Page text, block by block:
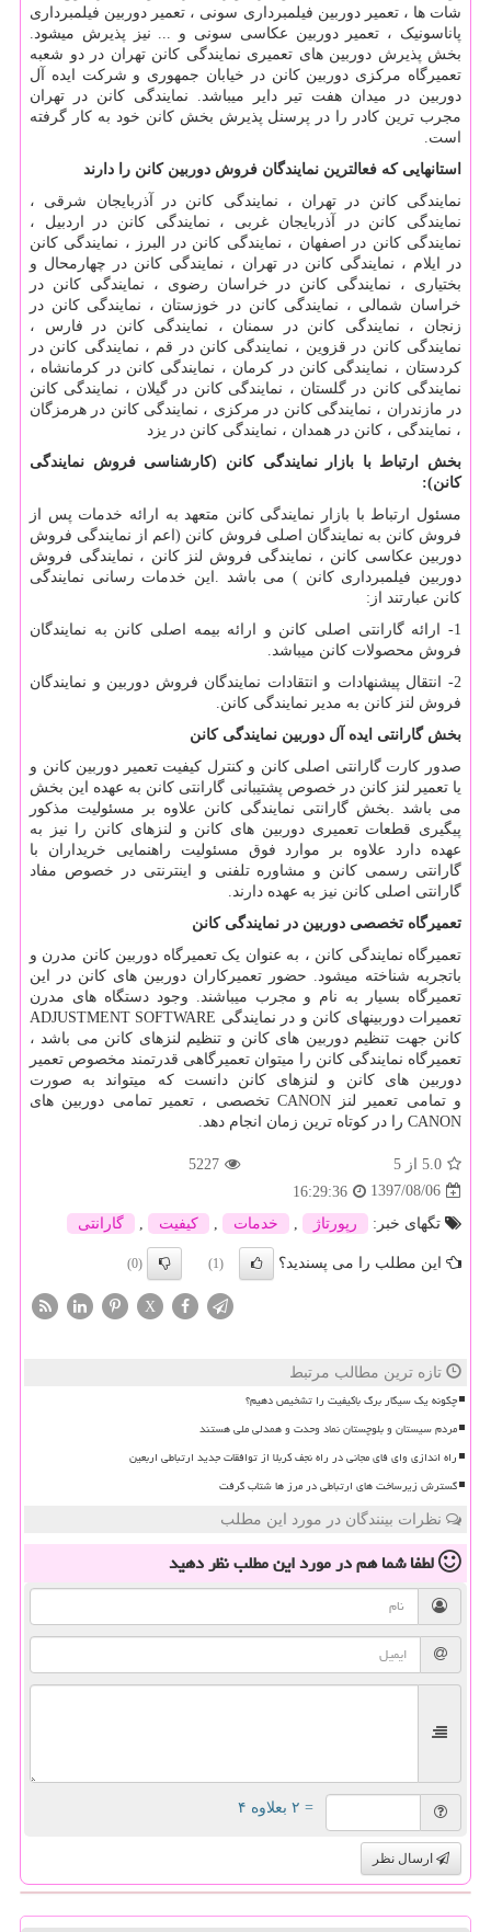
شات ها ، تعمیر دوربین فیلمبرداری سونی ، تعمیر دوربین فیلمبرداری
پاناسونیک ، تعمیر دوربین عکاسی سونی و ... نیز پذیرش میشود
بخش پذیرش دوربین های تعمیری نمایندگی کانن تهران در دو شعبه
تعمیرگاه مرکزی دوربین کانن در خیابان جمهوری و شرکت ایده آل
دوربین در میدان هفت تیر دایر میباشد. نمایندگی کانن در تهران
مجرب ترین کادر را در پرسنل پذیرش بخش کانن خود به کار گرفته
است
استانهایی که فعالترین نمایندگان فروش دوربین کانن را دارند
نمایندگی کانن در تهران ، نمایندگی کانن در آذربایجان شرقی ،
نمایندگی کانن در آذربایجان غربی ، نمایندگی کانن در اردبیل ،
نمایندگی کانن در اصفهان ، نمایندگی کانن در البرز ، نمایندگی کانن
در ایلام ، نمایندگی کانن در تهران ، نمایندگی کانن در چهارمحال و
بختیاری ، نمایندگی کانن در خراسان رضوی ، نمایندگی کانن در
خراسان شمالی ، نمایندگی کانن در خوزستان ، نمایندگی کانن در
زنجان ، نمایندگی کانن در سمنان ، نمایندگی کانن در فارس ،
نمایندگی کانن در قزوین ، نمایندگی کانن در قم ، نمایندگی کانن در
کردستان ، نمایندگی کانن در کرمان ، نمایندگی کانن در کرمانشاه ،
نمایندگی کانن در گلستان ، نمایندگی کانن در گیلان ، نمایندگی کانن
در مازندران ، نمایندگی کانن در مرکزی ، نمایندگی کانن در هرمزگان
، نمایندگی ، کانن در همدان ، نمایندگی کانن در یزد
بخش ارتباط با بازار نمایندگی کانن (کارشناسی فروش نمایندگی
کانن):
مسئول ارتباط با بازار نمایندگی کانن متعهد به ارائه خدمات پس از
فروش کانن به نمایندگان اصلی فروش کانن (اعم از نمایندگی فروش
دوربین عکاسی کانن ، نمایندگی فروش لنز کانن ، نمایندگی فروش
دوربین فیلمبرداری کانن ) می باشد
این خدمات رسانی نمایندگی
کانن عبارتند از:
1- ارائه گارانتی اصلی کانن و ارائه بیمه اصلی کانن به نمایندگان
فروش محصولات کانن میباشد.
2- انتقال پیشنهادات و انتقادات نمایندگان فروش دوربین و نمایندگان
فروش لنز کانن به مدیر نمایندگی کانن.
بخش گارانتی ایده آل دوربین نمایندگی کانن
صدور کارت گارانتی اصلی کانن و کنترل کیفیت تعمیر دوربین کانن و
یا تعمیر لنز کانن در خصوص پشتیبانی گارانتی کانن به عهده این بخش
می باشد
بخش گارانتی نمایندگی کانن علاوه بر مسئولیت مذکور
پیگیری قطعات تعمیری دوربین های کانن و لنزهای کانن را نیز به
عهده دارد علاوه بر موارد فوق مسئولیت راهنمایی خریداران با
گارانتی رسمی کانن و مشاوره تلفنی و اینترنتی در خصوص مفاد
گارانتی اصلی کانن نیز به عهده دارند.
تعمیرگاه تخصصی دوربین در نمایندگی کانن
تعمیرگاه نمایندگی کانن ، به عنوان یک تعمیرگاه دوربین کانن مدرن و
باتجربه شناخته میشود. حضور تعمیرکاران دوربین های کانن در این
تعمیرگاه بسیار به نام و مجرب میباشند
وجود دستگاه های مدرن
تعمیرات دوربینهای کانن و در نمایندگی
کانن جهت تنظیم دوربین های کانن و تنظیم لنزهای کانن می باشد ،
تعمیرگاه نمایندگی کانن را میتوان تعمیرگاهی قدرتمند مخصوص تعمیر
دوربین های کانن و لنزهای کانن دانست که میتواند به صورت
تخصصی ، تعمیر تمامی دوربین هایCANON
و تمامی تعمیر لنز
CANON را در کوتاه ترین زمان انجام دهد
5.0 از 5
5227
1397/08/06
16:29:36
تگهای خبر:
رپورتاژ خدمات كیفیت گارانتی
این مطلب را می پسندید؟ (1)
(0)
X
تازه ترین مطالب مرتبط
چگونه یک سیگار برگ باکیفیت را تشخیص دهیم؟
مردم سیستان و بلوچستان نماد وحدت و همدلی ملی هستند
راه اندازی وای فای مجانی در راه نجف کربلا از توافقات جدید ارتباطی اربعین
گسترش زیرساخت های ارتباطی در مرز ها شتاب گرفت
نظرات بینندگان در مورد این مطلب
لطفا شما همدر مورد این مطلبنظر دهید
= ۲ بعلاوه ۴
ارسال نظر